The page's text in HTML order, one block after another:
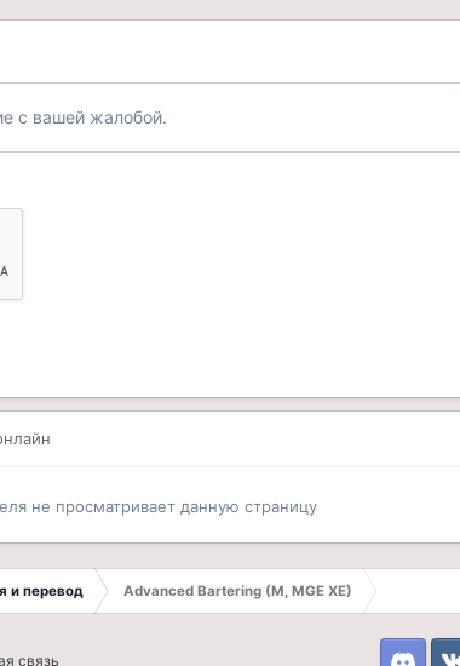
с вашей жалобой.
не просматривает данную страницу
и перевод Advanced Bartering (M, MGE XE)
связь